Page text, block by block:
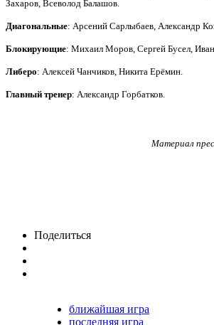
Захаров, Всеволод Балашов.
Диагональные: Арсений Сарлыбаев, Александр
Блокирующие: Михаил Моров, Сергей Бусел,
Либеро: Алексей Чанчиков, Никита Ерёмин.
Главный тренер: Александр Горбатков.
Материал
Поделиться
ближайшая игра
последняя игра